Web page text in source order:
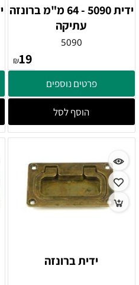
ידית 5090 - 64 מ"מ ברונזה
עתיקה
5090
₪19
פרטים נוספים
הוסף לסל
ידית ברונזה